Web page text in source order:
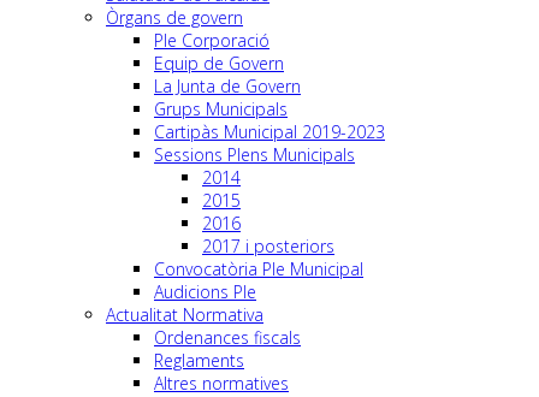
Òrgans de govern
Ple Corporació
Equip de Govern
La Junta de Govern
Grups Municipals
Cartipàs Municipal 2019-2023
Sessions Plens Municipals
2014
2015
2016
2017 i posteriors
Convocatòria Ple Municipal
Audicions Ple
Actualitat Normativa
Ordenances fiscals
Reglaments
Altres normatives